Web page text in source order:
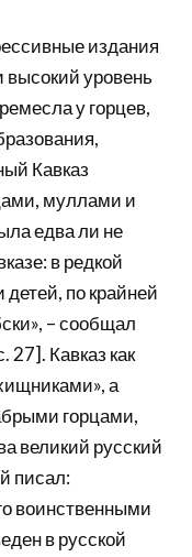
издания
высокий уровень
у горцев,
Кавказ
муллами и
едва ли не
в редкой
по крайней
– сообщал
27]. Кавказ как
а
горцами,
великий русский
писал:
воинственными
в русской